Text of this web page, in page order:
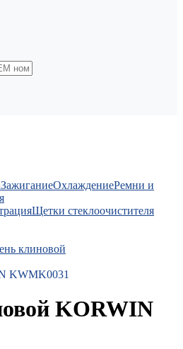
ЗажиганиеОхлаждениеРемни и
Щетки стеклоочистителя
клиновой
KWMK0031
KORWIN